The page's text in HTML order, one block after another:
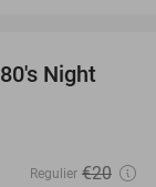
45%
Night
Regulier €20